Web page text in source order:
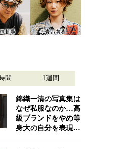
間 1週間
錦織一清の写真集は
なぜ私服なのか…高
級ブランドをやめ等
身大の自分を表現…